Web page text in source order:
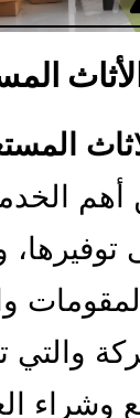
أهم
والتي
وشراء